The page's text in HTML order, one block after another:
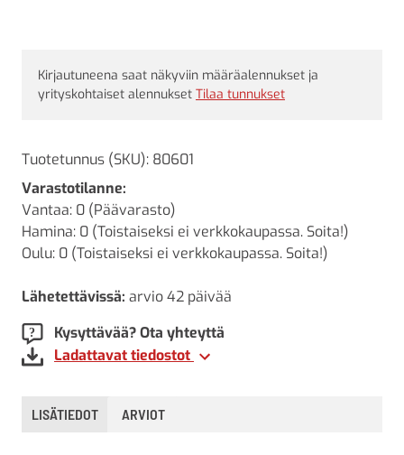
Kirjautuneena saat näkyviin määräalennukset ja
yrityskohtaiset alennukset Tilaa tunnukset
Tuotetunnus (SKU): 80601
Varastotilanne:
Vantaa: 0 (Päävarasto)
Hamina: 0 (Toistaiseksi ei verkkokaupassa. Soita!)
Oulu: 0 (Toistaiseksi ei verkkokaupassa. Soita!)
Lähetettävissä: arvio 42 päivää
Kysyttävää? Ota yhteyttä
Ladattavat tiedostot
LISÄTIEDOT ARVIOT